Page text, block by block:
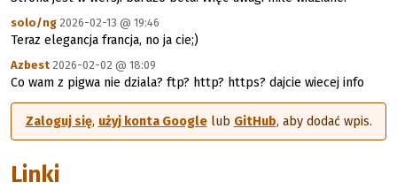
solo/ng 2026-02-13 @ 19:46
Teraz elegancja francja, no ja cie;)
Azbest 2026-02-02 @ 18:09
Co wam z pigwa nie dziala? ftp? http? https? dajcie wiecej info
Zaloguj się, użyj konta Googlelub GitHub, aby dodać wpis.
Linki